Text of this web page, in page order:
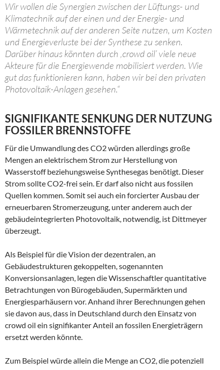
Wir wollen die Synergien zwischen der Lüftungs- und
Klimatechnik auf der einen und der Energie- und
Wärmetechnik auf der anderen Seite nutzen, um Kosten
und Energieverluste bei der Synthese zu senken.
Darüber hinaus könnten durch ‚crowd oil’ viele neue
Akteure für die Energiewende mobilisiert werden. Wie
gut das funktionieren kann, haben wir bei den privaten
Photovoltaik-Anlagen gesehen.“
SIGNIFIKANTE SENKUNG DER NUTZUNG
FOSSILER BRENNSTOFFE
Für die Umwandlung des CO2 würden allerdings große
Mengen an elektrischem Strom zur Herstellung von
Wasserstoff beziehungsweise Synthesegas benötigt. Dieser
Strom sollte CO2-frei sein. Er darf also nicht aus fossilen
Quellen kommen. Somit sei auch ein forcierter Ausbau der
erneuerbaren Stromerzeugung, unter anderem auch der
gebäudeintegrierten Photovoltaik, notwendig, ist Dittmeyer
überzeugt.
Als Beispiel für die Vision der dezentralen, an
Gebäudestrukturen gekoppelten, sogenannten
Konversionsanlagen, legen die Wissenschaftler quantitative
Betrachtungen von Bürogebäuden, Supermärkten und
Energiesparhäusern vor. Anhand ihrer Berechnungen gehen
sie davon aus, dass in Deutschland durch den Einsatz von
crowd oil ein signifikanter Anteil an fossilen Energieträgern
ersetzt werden könnte.
Zum Beispiel würde allein die Menge an CO2, die potenziell